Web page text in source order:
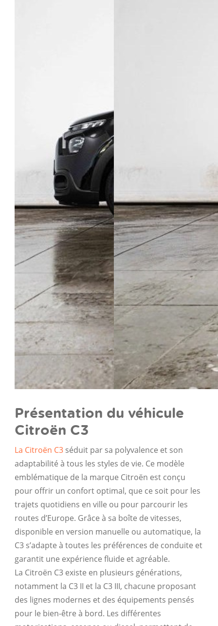
Présentation du véhicule
Citroën C3
La Citroën C3 séduit par sa polyvalence et son
adaptabilité à tous les styles de vie. Ce modèle
emblématique de la marque Citroën est conçu
pour offrir un confort optimal, que ce soit pour les
trajets quotidiens en ville ou pour parcourir les
routes d’Europe. Grâce à sa boîte de vitesses,
disponible en version manuelle ou automatique, la
C3 s’adapte à toutes les préférences de conduite et
garantit une expérience fluide et agréable.
La Citroën C3 existe en plusieurs générations,
notamment la C3 II et la C3 III, chacune proposant
des lignes modernes et des équipements pensés
pour le bien-être à bord. Les différentes